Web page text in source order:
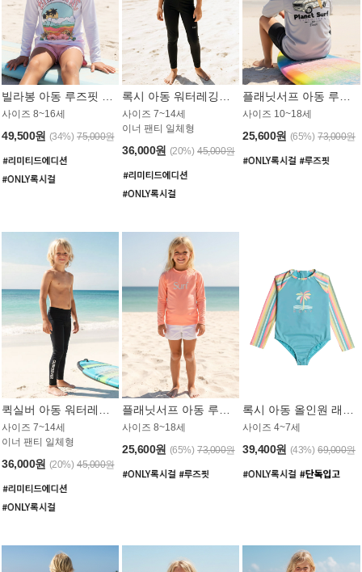
사이즈 8~16세
49,500원 (34%) 75,000원
사이즈 7~14세
이너 팬티 일체형
36,000원 (20%) 45,000원
사이즈 10~18세
25,600원 (65%) 73,000원
사이즈 7~14세
이너 팬티 일체형
36,000원 (20%) 45,000원
사이즈 8~18세
25,600원 (65%) 73,000원
사이즈 4~7세
39,400원 (43%) 69,000원